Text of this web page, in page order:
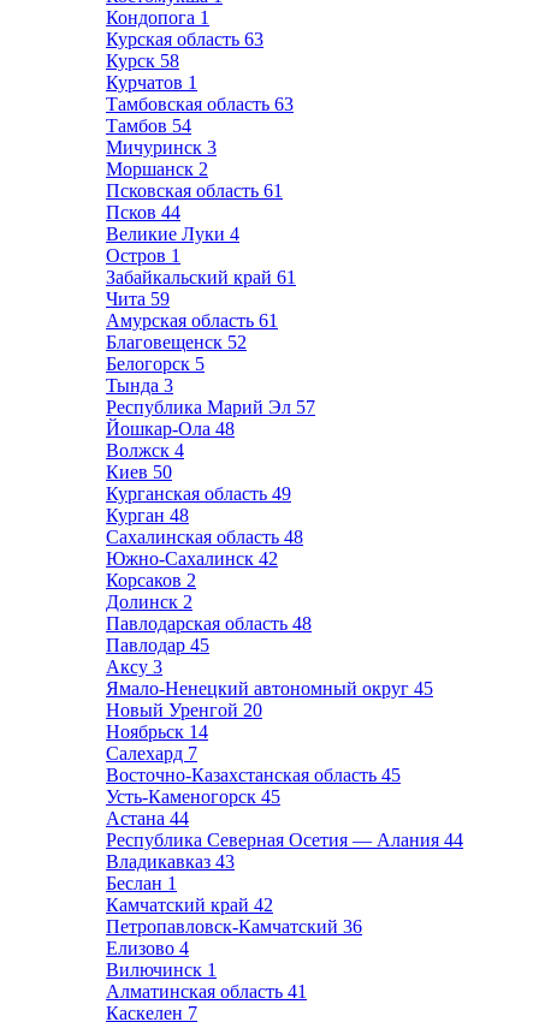
Кондопога 1
Курская область 63
Курск 58
Курчатов 1
Тамбовская область 63
Тамбов 54
Мичуринск 3
Моршанск 2
Псковская область 61
Псков 44
Великие Луки 4
Остров 1
Забайкальский край 61
Чита 59
Амурская область 61
Благовещенск 52
Белогорск 5
Тында 3
Республика Марий Эл 57
Йошкар-Ола 48
Волжск 4
Киев 50
Курганская область 49
Курган 48
Сахалинская область 48
Южно-Сахалинск 42
Корсаков 2
Долинск 2
Павлодарская область 48
Павлодар 45
Аксу 3
Ямало-Ненецкий автономный округ 45
Новый Уренгой 20
Ноябрьск 14
Салехард 7
Восточно-Казахстанская область 45
Усть-Каменогорск 45
Астана 44
Республика Северная Осетия — Алания 44
Владикавказ 43
Беслан 1
Камчатский край 42
Петропавловск-Камчатский 36
Елизово 4
Вилючинск 1
Алматинская область 41
Каскелен 7